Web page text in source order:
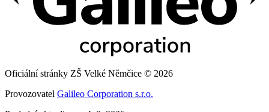
Oficiální stránky ZŠ Velké Němčice © 2026
Provozovatel Galileo Corporation s.r.o.